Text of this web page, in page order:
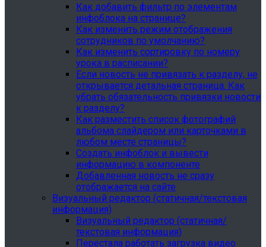
Как добавить фильтр по элементам
инфоблока на странице?
Как изменить режим отображения
сотрудников по умолчанию?
Как изменить сортировку по номеру
урока в расписании?
Если новость не привязать к разделу, не
открывается детальная страница. Как
убрать обязательность привязки новости
к разделу?
Как разместить список фотографий
альбома слайдером или карточками в
любом месте страницы?
Создать инфоблок и вывести
информацию в компоненте
Добавленная новость не сразу
отображается на сайте
Визуальный редактор (статичная/текстовая
информация)
Визуальный редактор (статичная/
текстовая информация)
Перестала работать загрузка видео